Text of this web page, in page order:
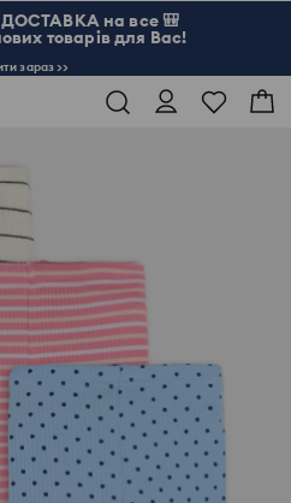
на все 🎒
товарів для Вас!
зараз >>